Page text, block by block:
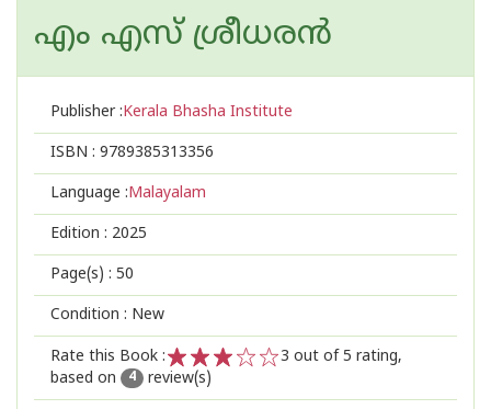
എം എസ് ശ്രീധരൻ
Publisher :Kerala Bhasha Institute
ISBN : 9789385313356
Language :Malayalam
Edition : 2025
Page(s) : 50
Condition : New
Rate this Book :
2
1
3 out of 5 rating,
based on
4 review(s)